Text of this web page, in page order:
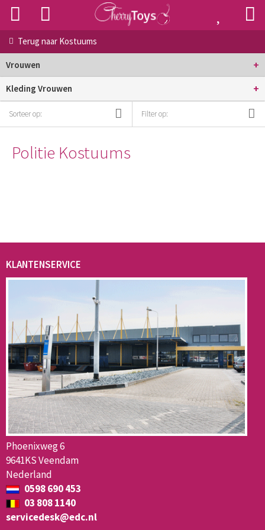
Terug naar Kostuums
Vrouwen +
Kleding Vrouwen +
Sorteer op: Filter op:
Politie Kostuums
KLANTENSERVICE
Phoenixweg 6
9641KS Veendam
Nederland
0598 690 453
03 808 1140
servicedesk@edc.nl